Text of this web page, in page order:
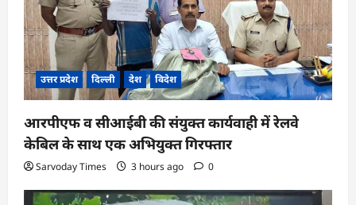
उत्तर प्रदेश दिल्ली देश विदेश
आरपीएफ व सीआईबी की संयुक्त कार्यवाही में रेलवे
केबिल के साथ एक अभियुक्त गिरफ्तार
Sarvoday Times 3 hours ago 0